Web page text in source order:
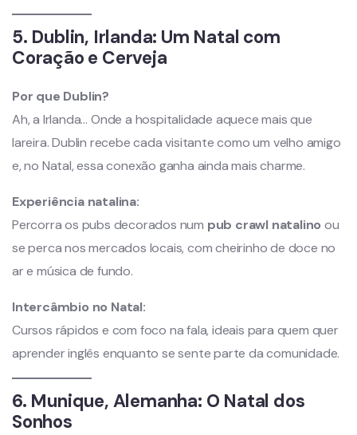
5. Dublin, Irlanda: Um Natal com
Coração e Cerveja
Por que Dublin?
Ah, a Irlanda… Onde a hospitalidade aquece mais que
lareira. Dublin recebe cada visitante como um velho amigo
e, no Natal, essa conexão ganha ainda mais charme.
Experiência natalina:
Percorra os pubs decorados num pub crawl natalino ou
se perca nos mercados locais, com cheirinho de doce no
ar e música de fundo.
Intercâmbio no Natal:
Cursos rápidos e com foco na fala, ideais para quem quer
aprender inglês enquanto se sente parte da comunidade.
6. Munique, Alemanha: O Natal dos
Sonhos